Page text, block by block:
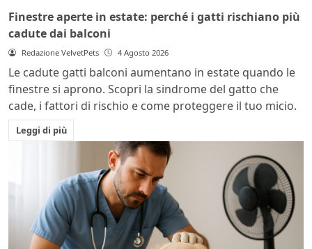
Finestre aperte in estate: perché i gatti rischiano più
cadute dai balconi
Redazione VelvetPets 4 Agosto 2026
Le cadute gatti balconi aumentano in estate quando le
finestre si aprono. Scopri la sindrome del gatto che
cade, i fattori di rischio e come proteggere il tuo micio.
Leggi di più